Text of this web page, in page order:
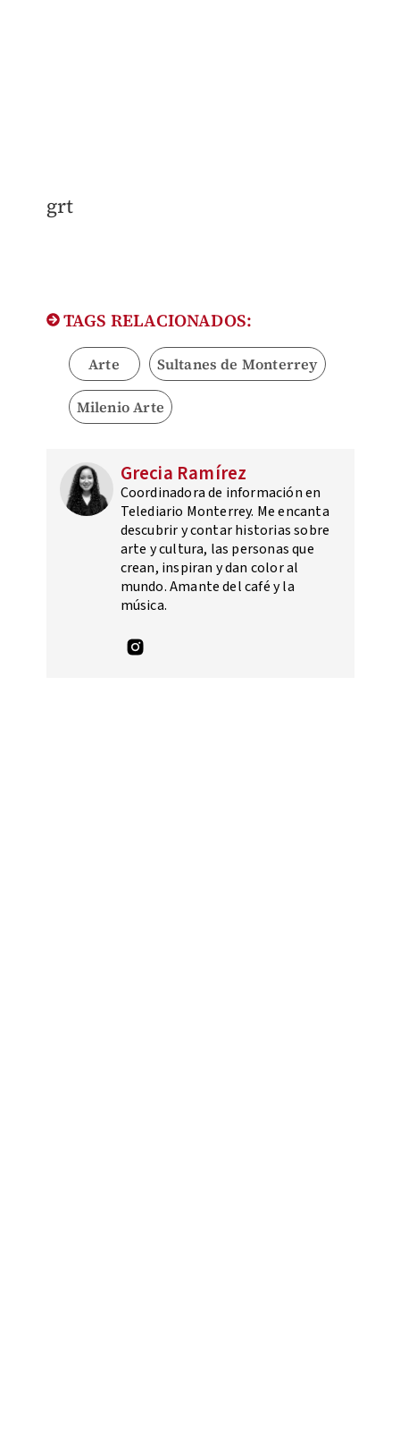
grt
TAGS RELACIONADOS:
Arte Sultanes de Monterrey
Milenio Arte
Grecia Ramírez
Coordinadora de información en
Telediario Monterrey. Me encanta
descubrir y contar historias sobre
arte y cultura, las personas que
crean, inspiran y dan color al
mundo. Amante del café y la
música.